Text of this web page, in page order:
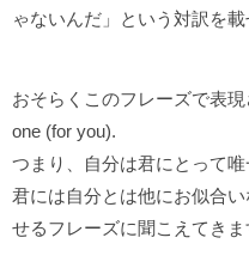
ゃないんだ」という対訳を載
おそらくこのフレーズで表
one (for you).
つまり、自分は君にとって唯
君には自分とは他にお似合
せるフレーズに聞こえてきま